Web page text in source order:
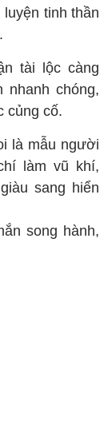
tinh thần
tài lộc càng
nhanh chóng,
củng cố.
là mẫu người
làm vũ khí,
sang hiển
song hành,